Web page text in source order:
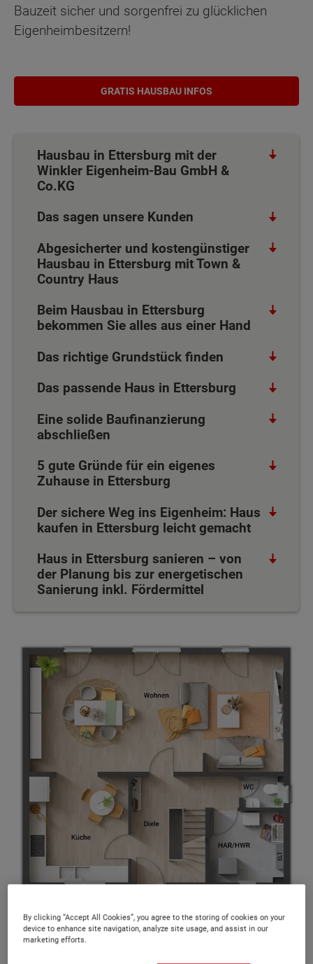
Bauzeit sicher und sorgenfrei zu glücklichen
Eigenheimbesitzern!
GRATIS HAUSBAU INFOS
Hausbau in Ettersburg mit der
Winkler Eigenheim-Bau GmbH &
Co.KG
Das sagen unsere Kunden
Abgesicherter und kostengünstiger
Hausbau in Ettersburg mit Town &
Country Haus
Beim Hausbau in Ettersburg
bekommen Sie alles aus einer Hand
Das richtige Grundstück finden
Das passende Haus in Ettersburg
Eine solide Baufinanzierung
abschließen
5 gute Gründe für ein eigenes
Zuhause in Ettersburg
Der sichere Weg ins Eigenheim: Haus
kaufen in Ettersburg leicht gemacht
Haus in Ettersburg sanieren – von
der Planung bis zur energetischen
Sanierung inkl. Fördermittel
Alle 40 Massivhaustypen bieten Ihnen mehrere Grundriss-
Varianten und somit ein Höchstmaß an Flexibilität.
By clicking “Accept All Cookies”, you agree to the storing of cookies on your
device to enhance site navigation, analyze site usage, and assist in our
marketing efforts.